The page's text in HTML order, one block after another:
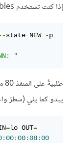
إذا كنت تستخدم iptables بدلًا من ufw، فأدخل الأمر:
state NEW -p
"
يبدو كما يلي (سطرٌ
=lo OUT=
:00:00:08:00